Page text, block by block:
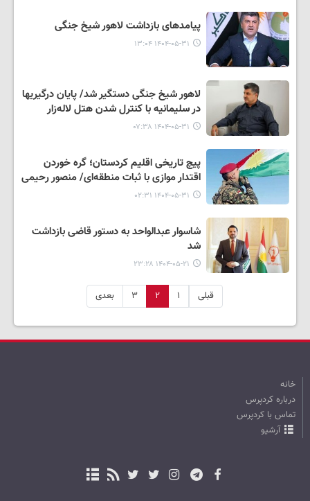
پیامدهای بازداشت لاهور شیخ جنگی
۱۴۰۴-۰۵-۳۱ ۱۳:۰۴
لاهور شیخ جنگی دستگیر شد/ پایان درگیریها
در سلیمانیە با کنترل شدن هتل لالەزار
۱۴۰۴-۰۵-۳۱ ۰۷:۳۸
پیچ تاریخی اقلیم کردستان؛ گره خوردن
اقتدار موازی با ثبات منطقه‌ای/ منصور رحیمی
۱۴۰۴-۰۵-۳۱ ۰۲:۳۱
شاسوار عبدالواحد به دستور قاضی بازداشت
شد
۱۴۰۴-۰۵-۲۱ ۲۳:۲۸
قبلی ۱ ۲ ۳ بعدی
خانه
درباره کردپرس
تماس با کردپرس
آرشیو